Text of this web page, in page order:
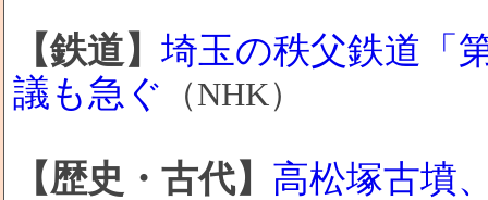
【鉄道】 埼玉の秩父鉄道「
議も急ぐ
（NHK）
【歴史・古代】 高松塚古墳